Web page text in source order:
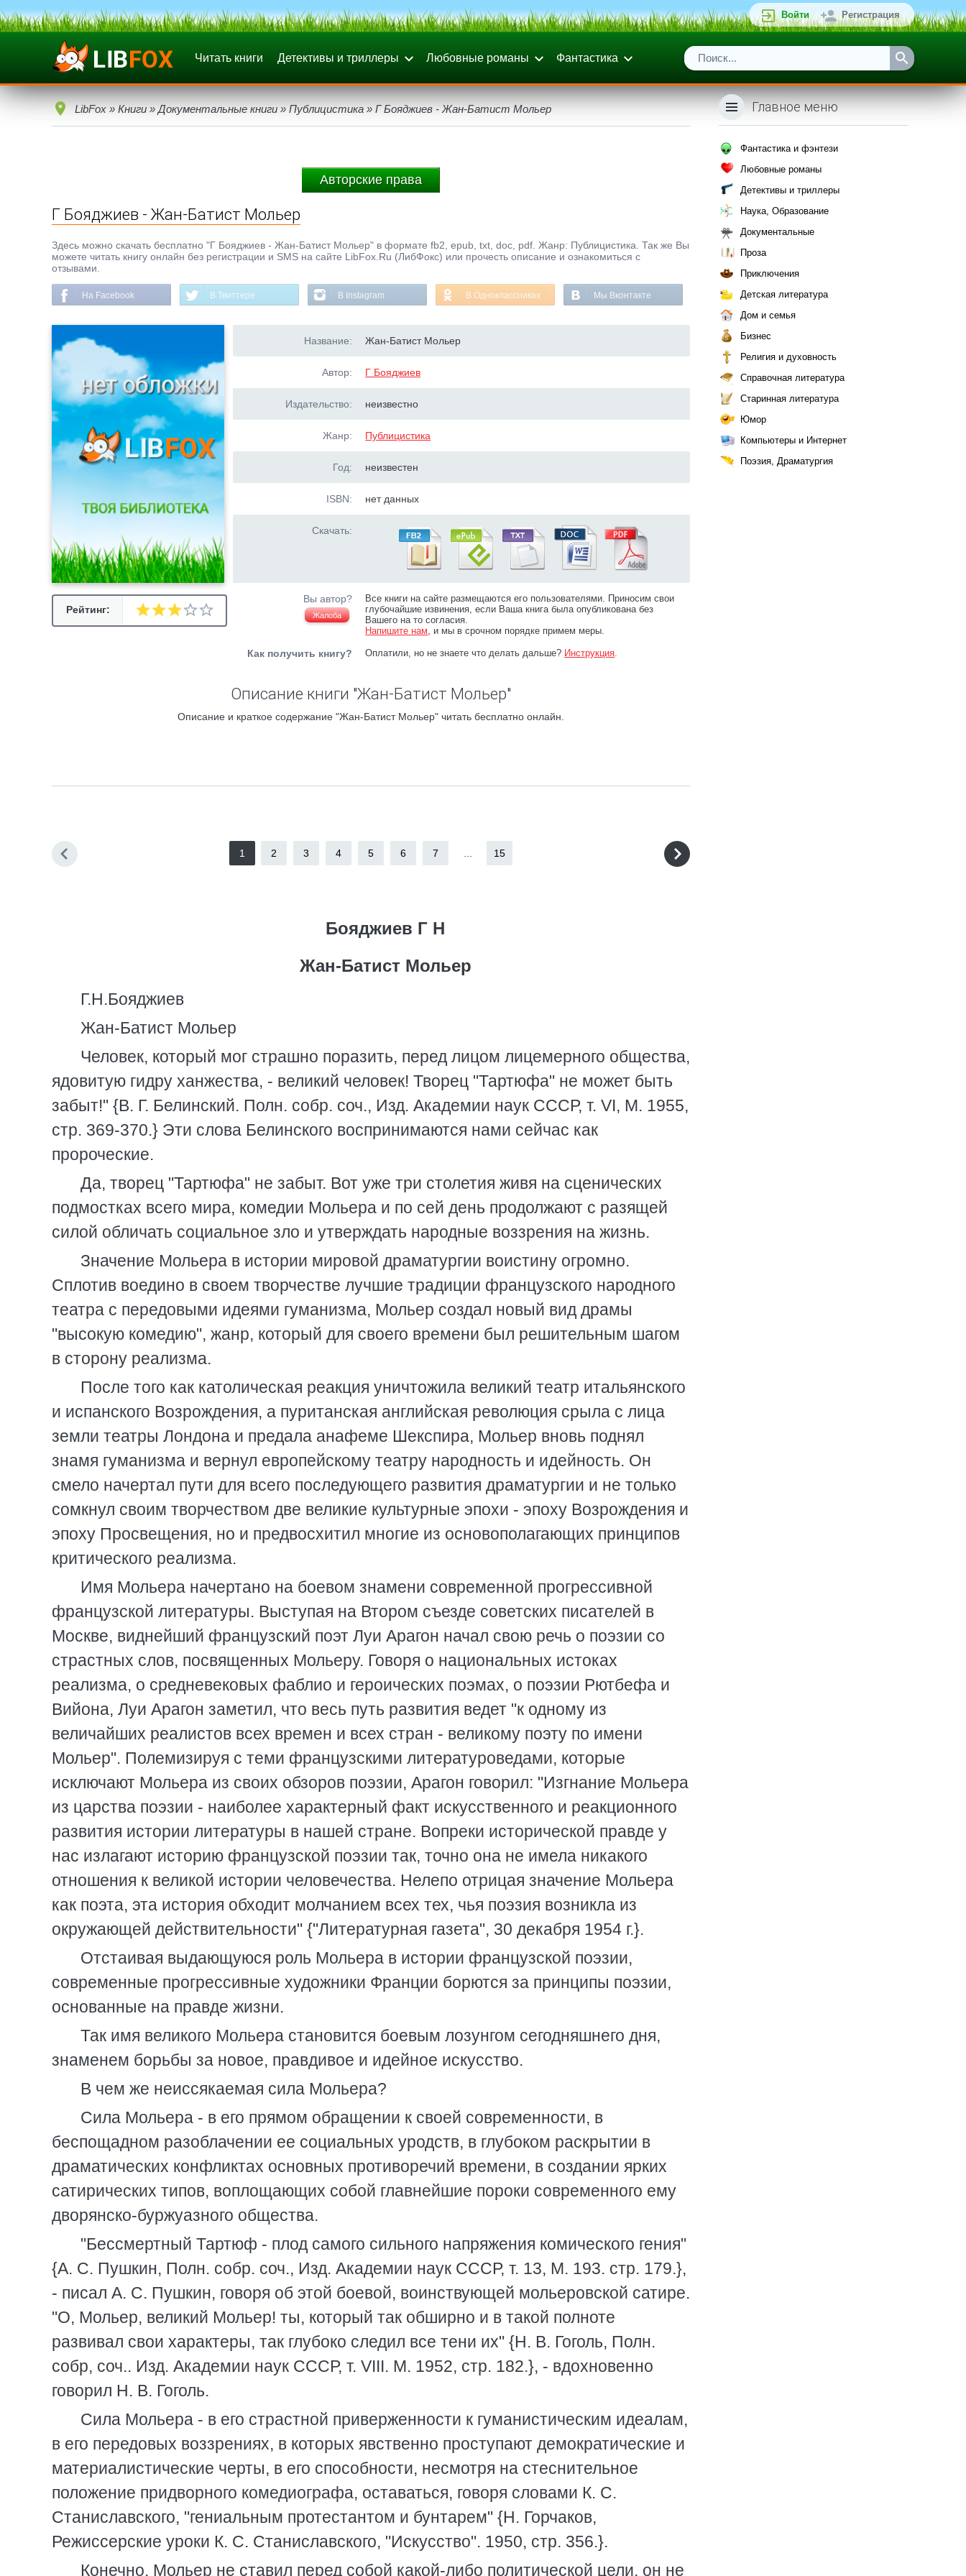
Войти Регистрация
Читать книги Детективы и триллеры Любовные романы Фантастика
LibFox » Книги » Документальные книги » Публицистика » Г Бояджиев - Жан-Батист Мольер
Авторские права
Г Бояджиев - Жан-Батист Мольер
Здесь можно скачать бесплатно "Г Бояджиев - Жан-Батист Мольер" в формате fb2, epub, txt, doc, pdf. Жанр: Публицистика. Так же Вы
можете читать книгу онлайн без регистрации и SMS на сайте LibFox.Ru (ЛибФокс) или прочесть описание и ознакомиться с
отзывами.
На Facebook В Твиттере В Instagram В Одноклассниках Мы Вконтакте
Рейтинг:
Название: Жан-Батист Мольер
Автор: Г Бояджиев
Издательство: неизвестно
Жанр: Публицистика
Год: неизвестен
ISBN: нет данных
Скачать:
Вы автор?
Жалоба
Все книги на сайте размещаются его пользователями. Приносим свои
глубочайшие извинения, если Ваша книга была опубликована без
Вашего на то согласия.
Напишите нам, и мы в срочном порядке примем меры.
Как получить книгу? Оплатили, но не знаете что делать дальше? Инструкция.
Описание книги "Жан-Батист Мольер"
Описание и краткое содержание "Жан-Батист Мольер" читать бесплатно онлайн.
1 2 3 4 5 6 7 15
Бояджиев Г Н
Жан-Батист Мольер
Г.Н.Бояджиев
Жан-Батист Мольер
Человек, который мог страшно поразить, перед лицом лицемерного общества,
ядовитую гидру ханжества, - великий человек! Творец "Тартюфа" не может быть
забыт!" {В. Г. Белинский. Полн. собр. соч., Изд. Академии наук СССР, т. VI, М. 1955,
стр. 369-370.} Эти слова Белинского воспринимаются нами сейчас как
пророческие.
Да, творец "Тартюфа" не забыт. Вот уже три столетия живя на сценических
подмостках всего мира, комедии Мольера и по сей день продолжают с разящей
силой обличать социальное зло и утверждать народные воззрения на жизнь.
Значение Мольера в истории мировой драматургии воистину огромно.
Сплотив воедино в своем творчестве лучшие традиции французского народного
театра с передовыми идеями гуманизма, Мольер создал новый вид драмы
"высокую комедию", жанр, который для своего времени был решительным шагом
в сторону реализма.
После того как католическая реакция уничтожила великий театр итальянского
и испанского Возрождения, а пуританская английская революция срыла с лица
земли театры Лондона и предала анафеме Шекспира, Мольер вновь поднял
знамя гуманизма и вернул европейскому театру народность и идейность. Он
смело начертал пути для всего последующего развития драматургии и не только
сомкнул своим творчеством две великие культурные эпохи - эпоху Возрождения и
эпоху Просвещения, но и предвосхитил многие из основополагающих принципов
критического реализма.
Имя Мольера начертано на боевом знамени современной прогрессивной
французской литературы. Выступая на Втором съезде советских писателей в
Москве, виднейший французский поэт Луи Арагон начал свою речь о поэзии со
страстных слов, посвященных Мольеру. Говоря о национальных истоках
реализма, о средневековых фаблио и героических поэмах, о поэзии Рютбефа и
Вийона, Луи Арагон заметил, что весь путь развития ведет "к одному из
величайших реалистов всех времен и всех стран - великому поэту по имени
Мольер". Полемизируя с теми французскими литературоведами, которые
исключают Мольера из своих обзоров поэзии, Арагон говорил: "Изгнание Мольера
из царства поэзии - наиболее характерный факт искусственного и реакционного
развития истории литературы в нашей стране. Вопреки исторической правде у
нас излагают историю французской поэзии так, точно она не имела никакого
отношения к великой истории человечества. Нелепо отрицая значение Мольера
как поэта, эта история обходит молчанием всех тех, чья поэзия возникла из
окружающей действительности" {"Литературная газета", 30 декабря 1954 г.}.
Отстаивая выдающуюся роль Мольера в истории французской поэзии,
современные прогрессивные художники Франции борются за принципы поэзии,
основанные на правде жизни.
Так имя великого Мольера становится боевым лозунгом сегодняшнего дня,
знаменем борьбы за новое, правдивое и идейное искусство.
В чем же неиссякаемая сила Мольера?
Сила Мольера - в его прямом обращении к своей современности, в
беспощадном разоблачении ее социальных уродств, в глубоком раскрытии в
драматических конфликтах основных противоречий времени, в создании ярких
сатирических типов, воплощающих собой главнейшие пороки современного ему
дворянско-буржуазного общества.
"Бессмертный Тартюф - плод самого сильного напряжения комического гения"
{А. С. Пушкин, Полн. собр. соч., Изд. Академии наук СССР, т. 13, М. 193. стр. 179.},
- писал А. С. Пушкин, говоря об этой боевой, воинствующей мольеровской сатире.
"О, Мольер, великий Мольер! ты, который так обширно и в такой полноте
развивал свои характеры, так глубоко следил все тени их" {Н. В. Гоголь, Полн.
собр, соч.. Изд. Академии наук СССР, т. VIII. М. 1952, стр. 182.}, - вдохновенно
говорил Н. В. Гоголь.
Сила Мольера - в его страстной приверженности к гуманистическим идеалам,
в его передовых воззрениях, в которых явственно проступают демократические и
материалистические черты, в его способности, несмотря на стеснительное
положение придворного комедиографа, оставаться, говоря словами К. С.
Станиславского, "гениальным протестантом и бунтарем" {Н. Горчаков,
Режиссерские уроки К. С. Станиславского, "Искусство". 1950, стр. 356.}.
Конечно, Мольер не ставил перед собой какой-либо политической цели, он не
Главное меню
Фантастика и фэнтези
Любовные романы
Детективы и триллеры
Наука, Образование
Документальные
Проза
Приключения
Детская литература
Дом и семья
Бизнес
Религия и духовность
Справочная литература
Старинная литература
Юмор
Компьютеры и Интернет
Поэзия, Драматургия